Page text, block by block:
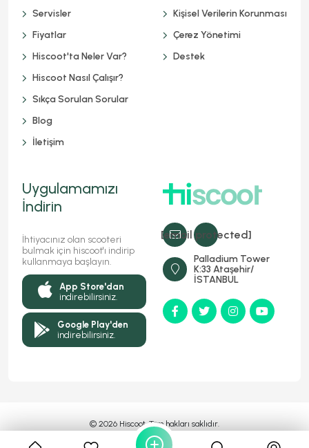
[email protected]
Palladium Tower
K:33 Ataşehir/
İSTANBUL
Servisler
Fiyatlar
Hiscoot'ta Neler Var?
Hiscoot Nasıl Çalışır?
Sıkça Sorulan Sorular
Blog
İletişim
Kişisel Verilerin Korunması
Çerez Yönetimi
Destek
Uygulamamızı
İndirin
İhtiyacınız olan scooteri
bulmak için hiscoot'ı indirip
kullanmaya başlayın.
App Store'dan
indirebilirsiniz.
Google Play'den
indirebilirsiniz.
© 2026 Hiscoot, Tüm hakları saklıdır.
MyFC YAZILIM Markasıdır